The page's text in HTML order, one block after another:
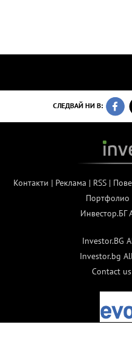
СЛЕДВАЙ НИ В:
Контакти | Реклама | RSS|
Портфолио
Investor.BG
Investor.bg
Contact us